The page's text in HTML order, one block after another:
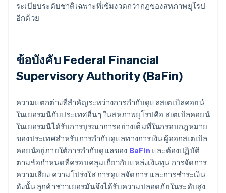
ระเบียบระดับชาติเฉพาะที่เข้มงวดกว่ากฎของสหภาพยุโรป
อีกด้วย
ข้อบังคับ Federal Financial
Supervisory Authority (BaFin)
ความแตกต่างที่สำคัญระหว่างการกำกับดูแลสเตเบิลคอยน์
ในเยอรมนีกับประเทศอื่นๆ ในสหภาพยุโรปคือ สเตเบิลคอยน์
ในเยอรมนีได้รับการบูรณาการอย่างเต็มที่ในกรอบกฎหมาย
ของประเทศสำหรับการกำกับดูแลทางการเงิน ผู้ออกสเตเบิล
คอยน์อยู่ภายใต้การกำกับดูแลของ BaFin และต้องปฏิบัติ
ตามข้อกำหนดที่ครอบคลุมเกี่ยวกับแหล่งเงินทุน การจัดการ
ความเสี่ยง ความโปร่งใส การดูแลจัดการ และการชำระเงิน
ดังนั้น ลูกค้าชาวเยอรมันจึงได้รับความปลอดภัยในระดับสูง